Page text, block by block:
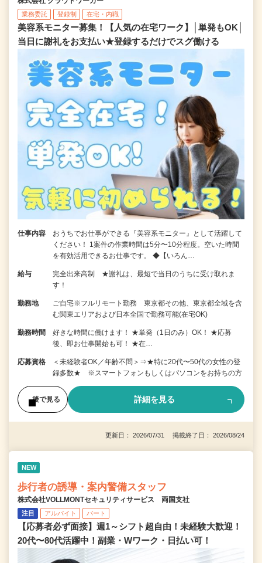
業務委託 登録制 在宅・内職
美容系モニター募集！【人気の在宅ワーク】│単発もOK│
当日に謝礼をお支払い★登録するだけでスグ働ける
仕事内容
おうちでお仕事ができる『美容系モニター』として活躍して
ください！ 1案件の作業時間は5分〜10分程度。空いた時間
を有効活用できるお仕事です。 ◆【いろん…
給与
完全出来高制 ★謝礼は、最短で当日のうちに受け取れま
す！
勤務地
ご自宅※フルリモート勤務 東京都その他、東京都全域を含
む関東エリアおよび日本全国で勤務可能(在宅OK)
勤務時間
好きな時間に働けます！ ★単発（1日のみ）OK！ ★応募
後、即お仕事開始も可！ ★在…
応募資格
＜未経験者OK／年齢不問＞⇒★特に20代〜50代の女性の登
録多数★ ※スマートフォンもしくはパソコンをお持ちの方
後で見る 詳細を見る
更新日： 2026/07/31 掲載終了日： 2026/08/24
NEW
歩行者の誘導・案内警備スタッフ
株式会社VOLLMONTセキュリティサービス 両国支社
注目 アルバイト パート
【応募者必ず面接】週1～シフト超自由！未経験大歓迎！
20代〜80代活躍中！副業・Wワーク・日払い可！